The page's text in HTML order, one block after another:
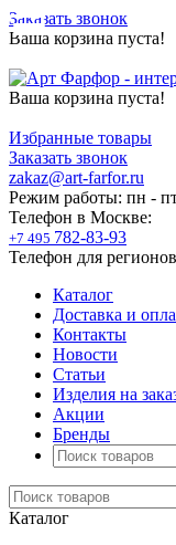
Заказать звонок
Ваша корзина пуста!
Ваша корзина пуста!
Избранные товары
Заказать звонок
zakaz@art-farfor.ru
Режим работы: пн -
Телефон в Москве:
+7 495 782-83-93
Телефон для
Каталог
Доставка и
Контакты
Новости
Статьи
Изделия на
Акции
Бренды
Каталог